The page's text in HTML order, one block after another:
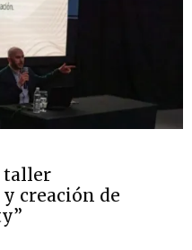
taller
creación de